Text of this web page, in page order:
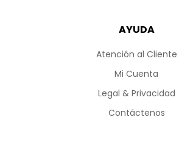
AYUDA
Atención al Cliente
Mi Cuenta
Legal & Privacidad
Contáctenos